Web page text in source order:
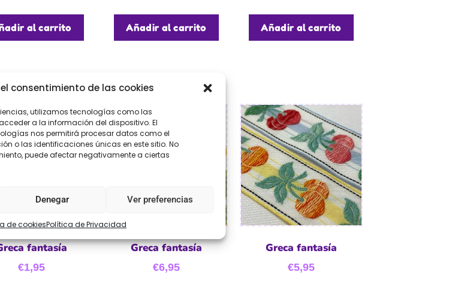
consentimiento de las cookies
utilizamos tecnologías como las
a la información del dispositivo. El
nos permitirá procesar datos como el
o las identificaciones únicas en este sitio. No
puede afectar negativamente a ciertas
Denegar Ver preferencias
de cookiesPolítica de Privacidad
al carrito Añadir al carrito Añadir al carrito
fantasía
€1,95
Greca fantasía
€6,95
Greca fantasía
€5,95